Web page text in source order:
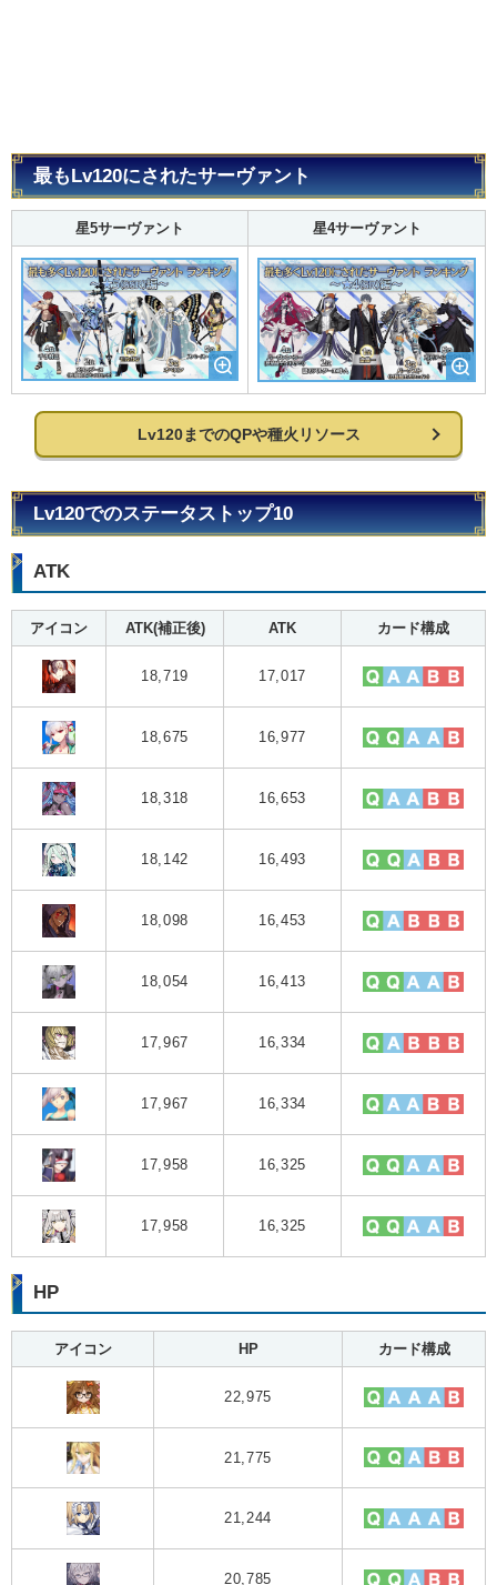
最もLv120にされたサーヴァント
星5サーヴァント 星4サーヴァント
Lv120までのQPや種火リソース
Lv120でのステータストップ10
ATK
アイコン ATK(補正後) ATK カード構成
18,719 17,017
18,675 16,977
18,318 16,653
18,142 16,493
18,098 16,453
18,054 16,413
17,967 16,334
17,967 16,334
17,958 16,325
17,958 16,325
HP
アイコン HP カード構成
22,975
21,775
21,244
20,785